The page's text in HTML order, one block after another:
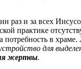
раз и за всех
практике
в храме.
для
жертвы.